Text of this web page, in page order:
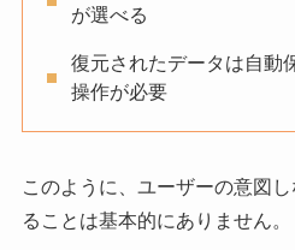
が選べる
復元されたデータは自動
操作が必要
このように、ユーザーの意図
ることは基本的にありません。